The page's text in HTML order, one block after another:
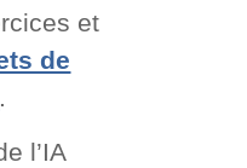
et
de
.
l’IA